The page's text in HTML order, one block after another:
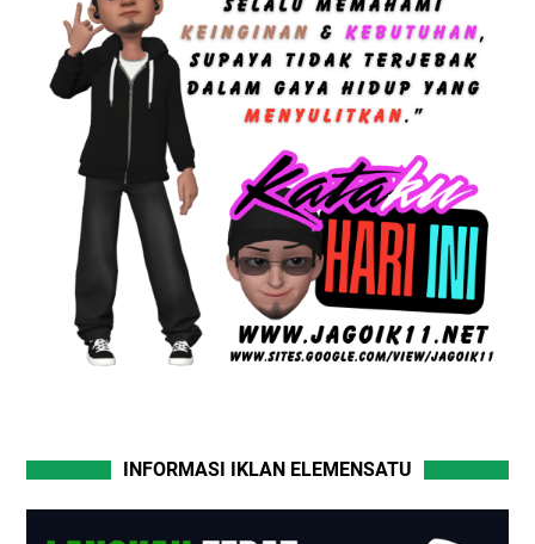
INFORMASI IKLAN ELEMENSATU